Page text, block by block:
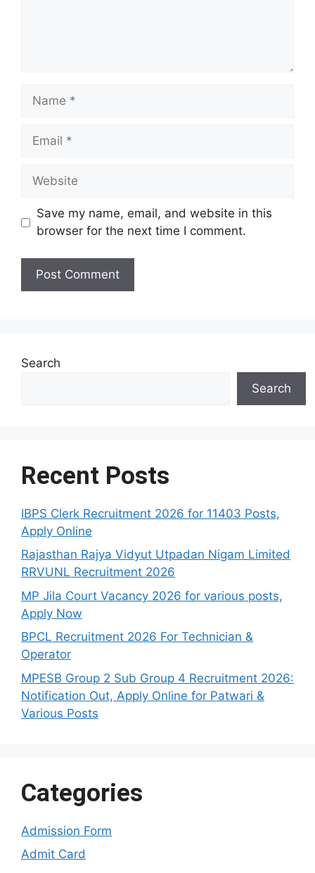
Name
Email
Website
Save my name, email, and website in this
browser for the next time I comment.
Search
Search
Recent Posts
IBPS Clerk Recruitment 2026 for 11403 Posts,
Apply Online
Rajasthan Rajya Vidyut Utpadan Nigam Limited
RRVUNL Recruitment 2026
MP Jila Court Vacancy 2026 for various posts,
Apply Now
BPCL Recruitment 2026 For Technician &
Operator
MPESB Group 2 Sub Group 4 Recruitment 2026:
Notification Out, Apply Online for Patwari &
Various Posts
Categories
Admission Form
Admit Card